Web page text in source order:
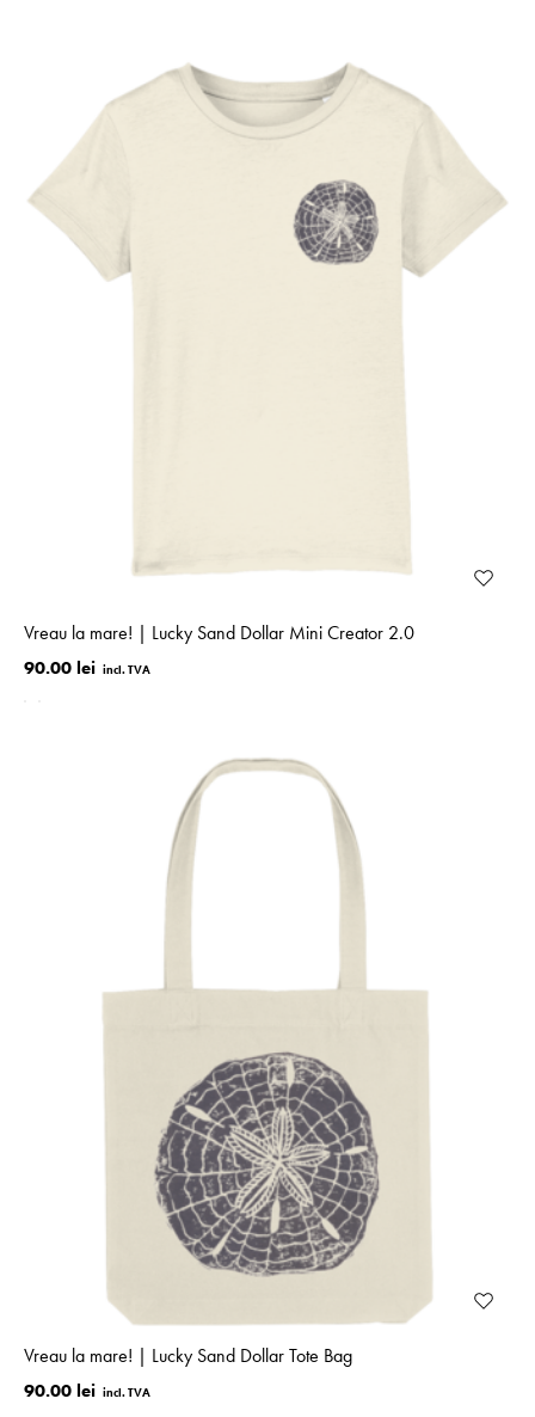
Vreau la mare! | Lucky Sand Dollar Mini Creator 2.0
90.00 lei
Vreau la mare! | Lucky Sand Dollar Tote Bag
90.00 lei